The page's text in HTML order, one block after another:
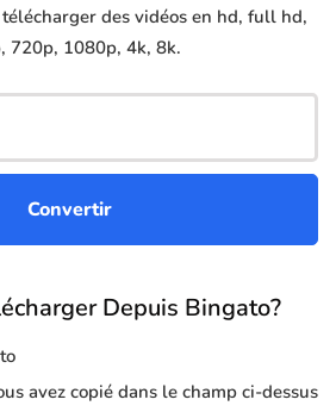
des vidéos en hd, full hd,
720p, 1080p, 4k, 8k.
Depuis Bingato?
avez copié dans le champ ci-dessus